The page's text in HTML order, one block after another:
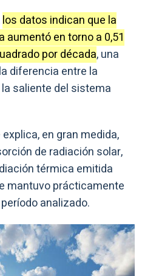
los datos indican que la
aumentó en torno a 0,51
por década, una
diferencia entre la
saliente del sistema
en gran medida,
de radiación solar,
térmica emitida
mantuvo prácticamente
analizado.